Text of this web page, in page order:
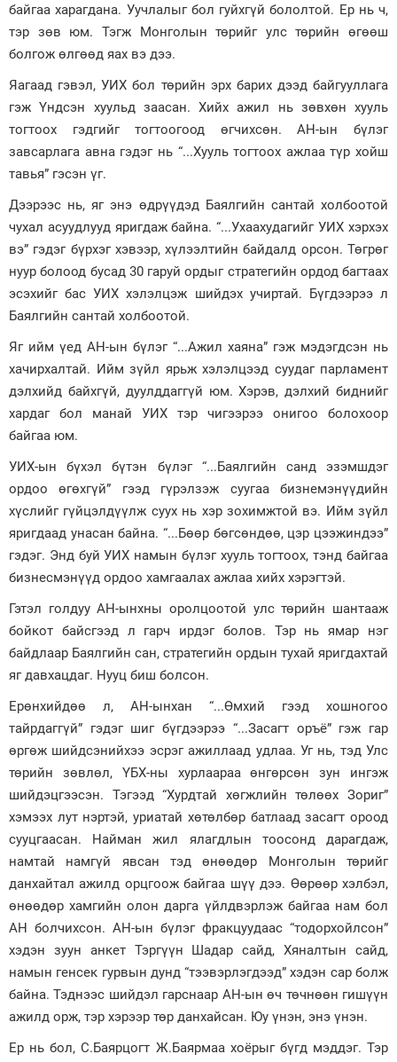
байгаа харагдана. Уучлалыг бол гуйхгүй бололтой. Ер нь ч,
тэр зөв юм. Тэгж Монголын төрийг улс төрийн өгөөш
болгож өлгөөд яах вэ дээ.
Яагаад гэвэл, УИХ бол төрийн эрх барих дээд байгууллага
гэж Үндсэн хуульд заасан. Хийх ажил нь зөвхөн хууль
тогтоох гэдгийг тогтоогоод өгчихсөн. АН-ын бүлэг
завсарлага авна гэдэг нь “...Хууль тогтоох ажлаа түр хойш
тавья” гэсэн үг.
Дээрээс нь, яг энэ өдрүүдэд Баялгийн сантай холбоотой
чухал асуудлууд яригдаж байна. “...Ухаахудагийг УИХ хэрхэх
вэ” гэдэг бүрхэг хэвээр, хүлээлтийн байдалд орсон. Төгрөг
нуур болоод бусад 30 гаруй ордыг стратегийн ордод багтаах
эсэхийг бас УИХ хэлэлцэж шийдэх учиртай. Бүгдээрээ л
Баялгийн сантай холбоотой.
Яг ийм үед АН-ын бүлэг “...Ажил хаяна” гэж мэдэгдсэн нь
хачирхалтай. Ийм зүйл ярьж хэлэлцээд суудаг парламент
дэлхийд байхгүй, дуулддаггүй юм. Хэрэв, дэлхий биднийг
хардаг бол манай УИХ тэр чигээрээ онигоо болохоор
байгаа юм.
УИХ-ын бүхэл бүтэн бүлэг “...Баялгийн санд эзэмшдэг
ордоо өгөхгүй” гээд гүрэлзэж суугаа бизнемэнүүдийн
хүслийг гүйцэлдүүлж суух нь хэр зохимжтой вэ. Ийм зүйл
яригдаад унасан байна. “...Бөөр бөгсөндөө, цэр цээжиндээ”
гэдэг. Энд буй УИХ намын бүлэг хууль тогтоох, тэнд байгаа
бизнесмэнүүд ордоо хамгаалах ажлаа хийх хэрэгтэй.
Гэтэл голдуу АН-ынхны оролцоотой улс төрийн шантааж
бойкот байсгээд л гарч ирдэг болов. Тэр нь ямар нэг
байдлаар Баялгийн сан, стратегийн ордын тухай яригдахтай
яг давхацдаг. Нууц биш болсон.
Ерөнхийдөө л, АН-ынхан “...Өмхий гээд хошногоо
тайрдаггүй” гэдэг шиг бүгдээрээ “...Засагт оръё” гэж гар
өргөж шийдсэнийхээ эсрэг ажиллаад удлаа. Уг нь, тэд Улс
төрийн зөвлөл, ҮБХ-ны хурлаараа өнгөрсөн зун ингэж
шийдэцгээсэн. Тэгээд “Хурдтай хөгжлийн төлөөх Зориг”
хэмээх лут нэртэй, уриатай хөтөлбөр батлаад засагт ороод
сууцгаасан. Найман жил ялагдлын тоосонд дарагдаж,
намтай намгүй явсан тэд өнөөдөр Монголын төрийг
данхайтал ажилд орцгоож байгаа шүү дээ. Өөрөөр хэлбэл,
өнөөдөр хамгийн олон дарга үйлдвэрлэж байгаа нам бол
АН болчихсон. АН-ын бүлэг фракцуудаас “тодорхойлсон”
хэдэн зуун анкет Тэргүүн Шадар сайд, Хяналтын сайд,
намын генсек гурвын дунд “тээвэрлэгдээд” хэдэн сар болж
байна. Тэднээс шийдэл гарснаар АН-ын өч төчнөөн гишүүн
ажилд орж, тэр хэрээр төр данхайсан. Юу үнэн, энэ үнэн.
Ер нь бол, С.Баярцогт Ж.Баярмаа хоёрыг бүгд мэддэг. Тэр